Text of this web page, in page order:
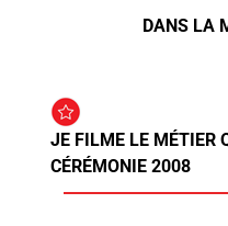
DANS LA
JE FILME LE MÉTIER
CÉRÉMONIE 2008